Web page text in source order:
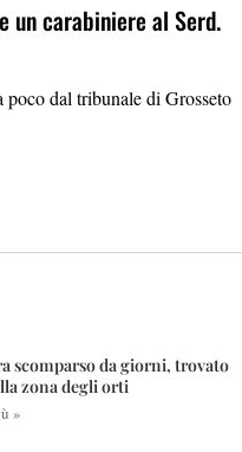
un carabiniere al Serd.
dal tribunale di Grosseto
scomparso da giorni, trovato
zona degli orti
»